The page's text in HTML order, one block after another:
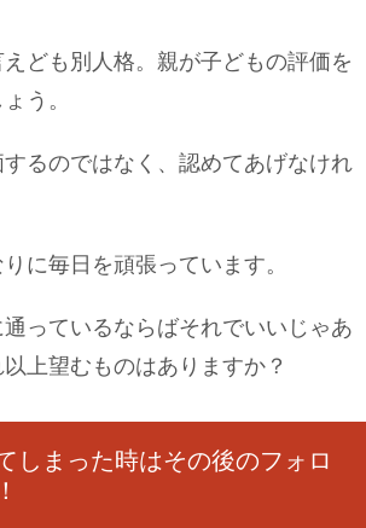
ども別人格。親が子どもの評価を
う。
るのではなく、認めてあげなけれ
に毎日を頑張っています。
っているならばそれでいいじゃあ
上望むものはありますか？
しまった時はその後のフォロ